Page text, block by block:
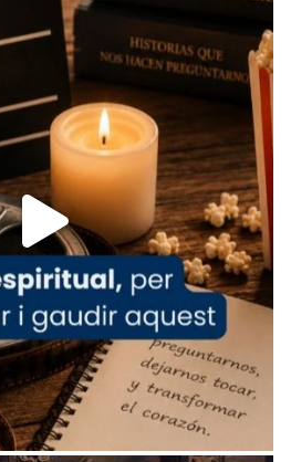
comp
Vatican
es/iglesia/news/2026-
depresion-papa-viaje-
Barcelona
i Semproniana ens
bisbe de Tortosa, ha
juliol la missa de Les